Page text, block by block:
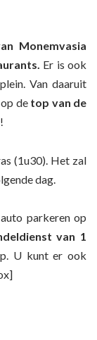
Monemvasia
. Er is ook
Van daaruit
de top van de
(1u30). Het zal
dag.
parkeren op
van 1
U kunt er ook